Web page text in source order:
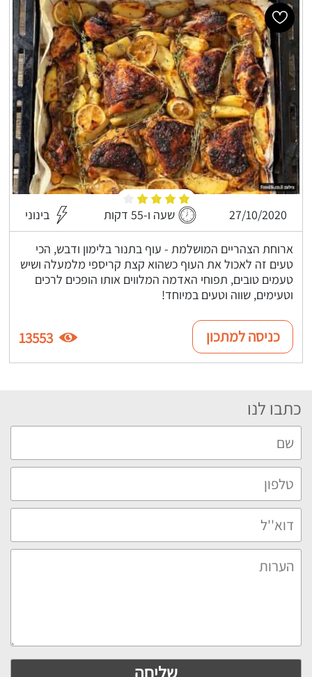
27/10/2020 שעה ו-55 דקות בינוני
ארוחת הצהריים המושלמת - עוף בתנור בלימון ודבש, הכי
טעים זה לאכול את העוף כשהוא קצת קריספי מלמעלה ושיש
טעמים טובים, תפוחי האדמה המלווים אותו הופכים לרכים
וטעימים, שווה וטעים במיוחד!
כניסה למתכון 13553
כתבו לנו